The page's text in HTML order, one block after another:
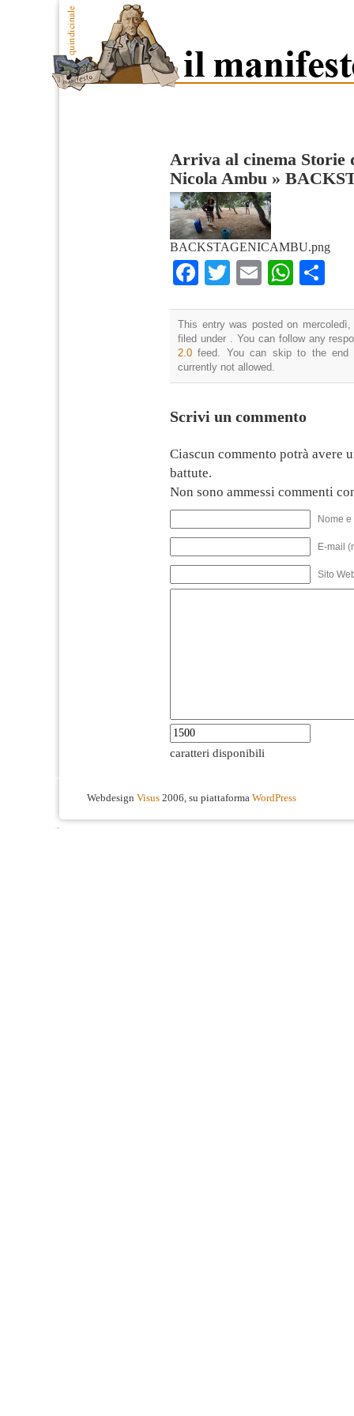
Arriva al cinema Storie
Nicola Ambu »
BACKSTAGENICAMBU.png
Facebook
TwitterEmail
This entry was posted on
filed under . You can follow any
2.0 feed. You can skip to the end
currently not allowed.
Scrivi un commento
Ciascun commento potrà avere
battute.
Non sono ammessi commenti
Nome
E-mail
Sito
caratteri disponibili
Webdesign Visus 2006, su piattaforma WordPress